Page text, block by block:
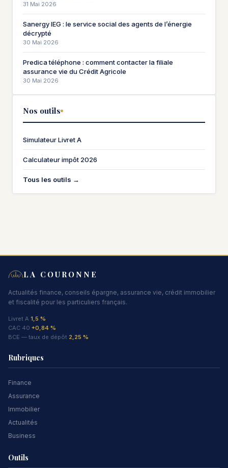
31 Mai 2026
Sanergy IEG : le service social des agents de l’énergie
décrypté
30 Mai 2026
Predica téléphone : comment contacter la filiale
assurance vie du Crédit Agricole
30 Mai 2026
Nos outils
Simulateur Livret A
Calculateur impôt 2026
Tous les outils →
LA COURONNE
Actualités finance, conseils épargne, assurance vie, crédit immobilier
et fiscalité pour les particuliers français.
Livret A 1,5 %
CAC 40 +0,84 %
BCE — taux de dépôt 2,25 %
Rubriques
Finance
Assurance
Immobilier
Actualités
Business
Outils